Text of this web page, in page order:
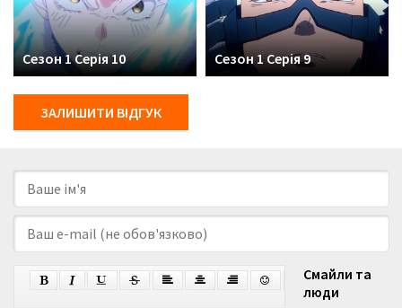
українськими субтитрами!
Сезон 1 Серія 10 Сезон 1 Серія 9
ЗАЛИШИТИ ВІДГУК
Смайли та
люди